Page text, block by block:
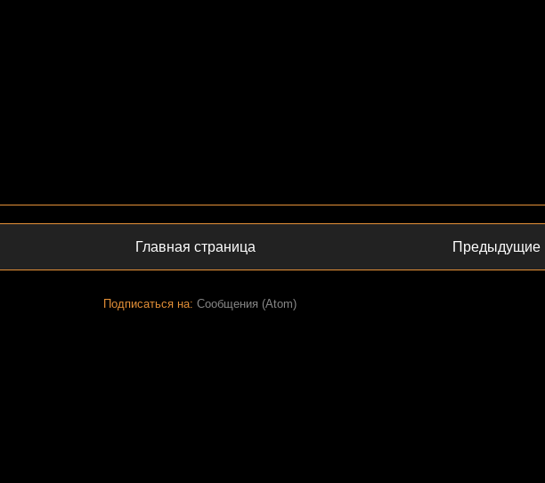
Предыдущие
Главная страница
Подписаться на: Сообщения (Atom)